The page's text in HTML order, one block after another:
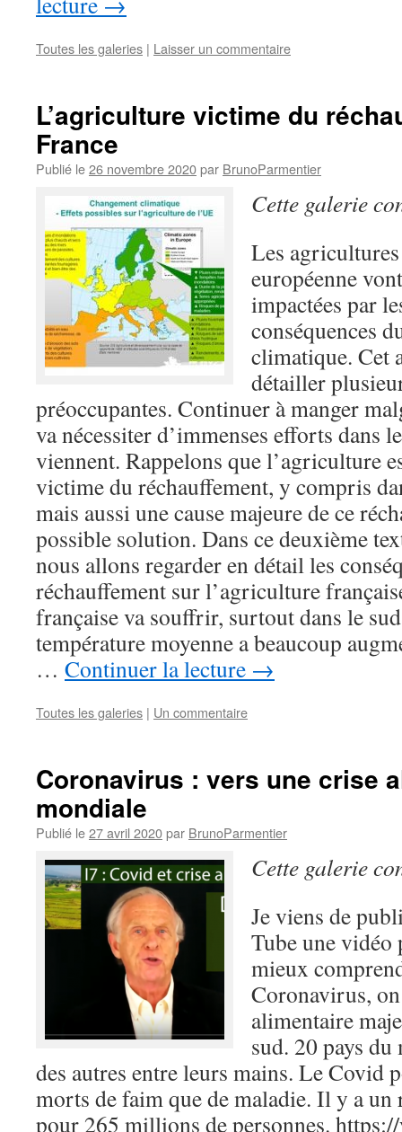
Toutes les galeries | Laisser un commentaire
L’agriculture victime du
France
Publié le26 novembre 2020par BrunoParmentier
Cette galerie
Les
européenne
impactées par
conséquences
climatique. Cet
détailler
préoccupantes. Continuer à manger
va nécessiter d’immenses efforts dans
viennent. Rappelons que l’agriculture
victime du réchauffement, y compris
mais aussi une cause majeure de ce
possible solution. Dans ce deuxième
nous allons regarder en détail les
réchauffement sur l’agriculture
française va souffrir, surtout dans le
température moyenne a beaucoup
… Continuer la lecture →
Toutes les galeries | Un commentaire
Coronavirus : vers une crise
mondiale
Publié le27 avril 2020par BrunoParmentier
Cette galerie
Je viens de
Tube une vidéo
mieux
Coronavirus,
alimentaire
sud. 20 pays
des autres entre leurs mains. Le Covid
morts de faim que de maladie. Il y a un
pour 265 millions de personnes.